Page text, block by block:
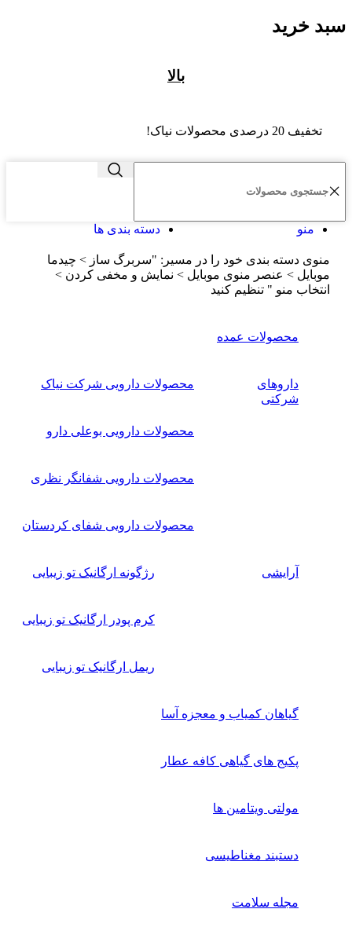
سبد خرید
بالا
تخفیف 20 درصدی محصولات نیاک!
منو دسته بندی ها
منوی دسته بندی خود را در مسیر: "سربرگ ساز > چیدما
موبایل > عنصر منوی موبایل > نمایش و مخفی کردن >
انتخاب منو " تنظیم کنید
محصولات عمده
داروهای
شرکتی
محصولات دارویی شرکت نیاک
محصولات دارویی بوعلی دارو
محصولات دارویی شفانگر نظری
محصولات دارویی شفای کردستان
آرایشی رژگونه ارگانیک تو زیبایی
کرم پودر ارگانیک تو زیبایی
ریمل ارگانیک تو زیبایی
گیاهان کمیاب و معجزه آسا
پکیج های گیاهی کافه عطار
مولتی ویتامین ها
دستبند مغناطیسی
مجله سلامت